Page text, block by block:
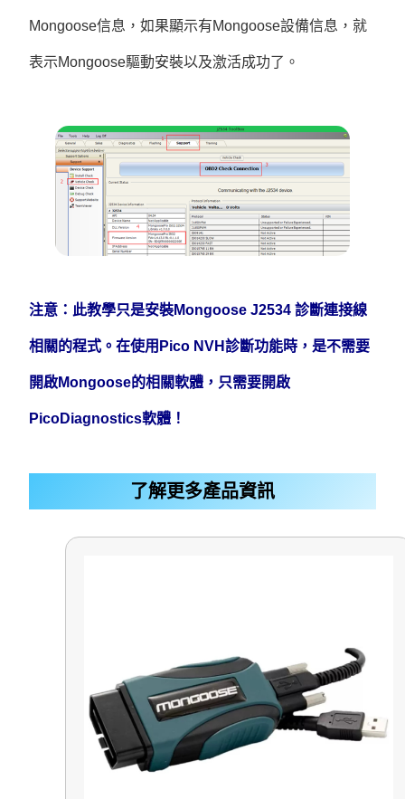
Mongoose信息，如果顯示有Mongoose設備信息，就
表示Mongoose驅動安裝以及激活成功了。
注意：此教學只是安裝Mongoose J2534 診斷連接線
相關的程式。在使用Pico NVH診斷功能時，是不需要
開啟Mongoose的相關軟體，只需要開啟
PicoDiagnostics軟體！
了解更多產品資訊